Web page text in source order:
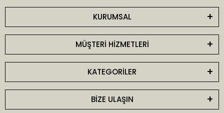
KURUMSAL
MÜŞTERİ HİZMETLERİ
KATEGORİLER
BİZE ULAŞIN